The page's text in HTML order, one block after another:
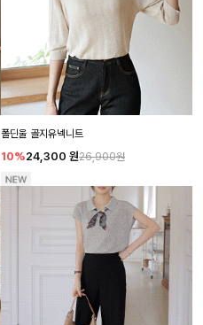
폴딘울 골지유넥니트
10%24,300 원26,900원